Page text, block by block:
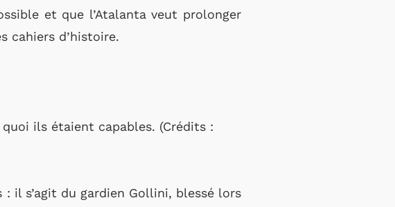
et que l’Atalanta veut prolonger
cahiers d’histoire.
ils étaient capables. (Crédits :
il s’agit du gardien Gollini, blessé lors